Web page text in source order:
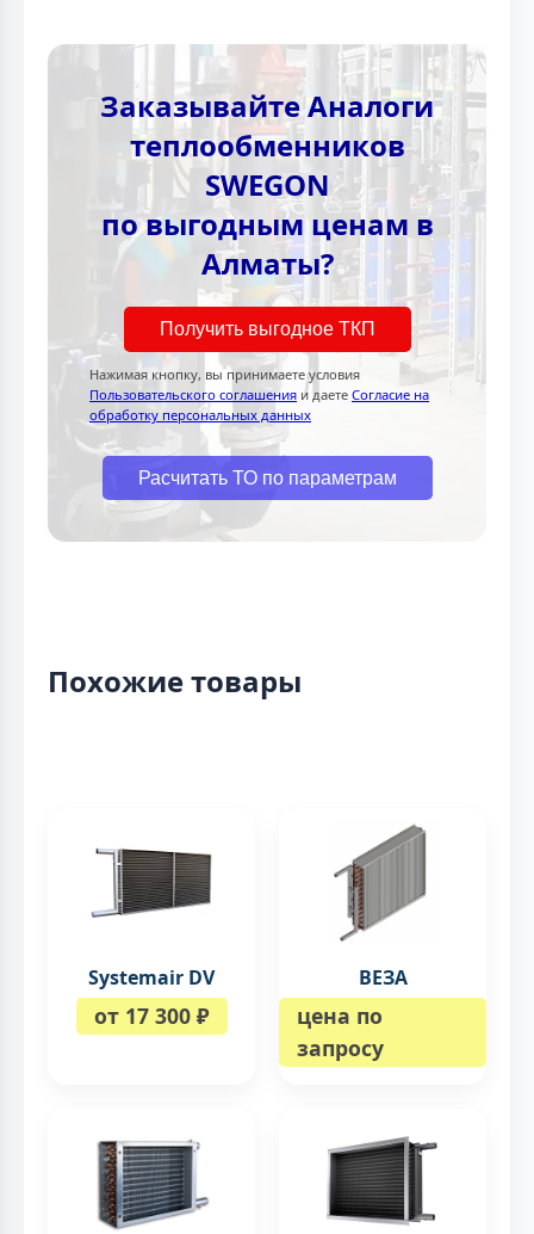
Заказывайте Аналоги
теплообменников
SWEGON
по выгодным ценам в
Алматы?
Получить выгодное ТКП
Нажимая кнопку, вы принимаете условия
Пользовательского соглашения и даете Согласие на
обработку персональных данных
Расчитать ТО по параметрам
Похожие товары
Systemair DV
от 17 300 ₽
ВЕЗА
цена по
запросу